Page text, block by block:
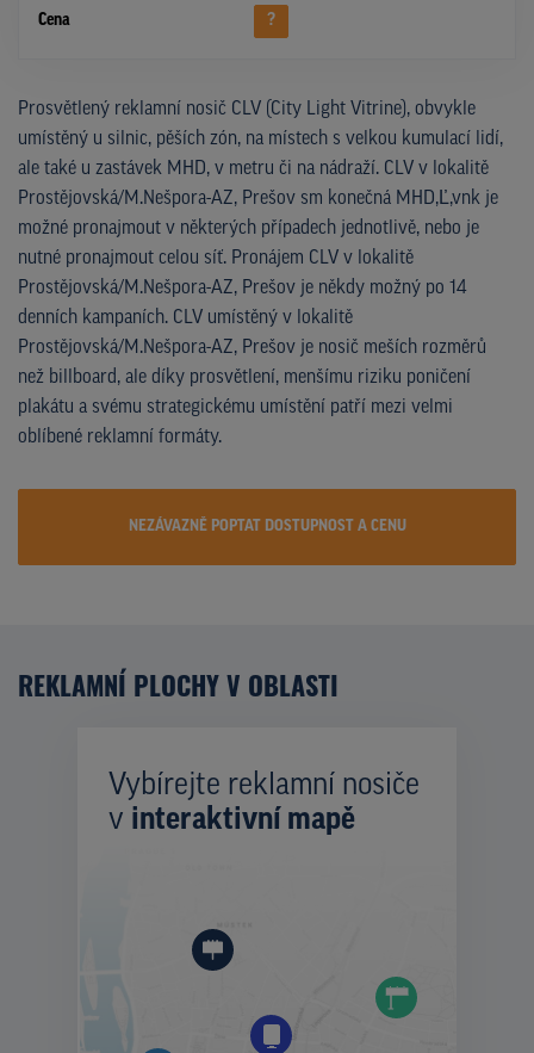
Cena ?
Prosvětlený reklamní nosič CLV (City Light Vitrine), obvykle
umístěný u silnic, pěších zón, na místech s velkou kumulací lidí,
ale také u zastávek MHD, v metru či na nádraží. CLV v lokalitě
Prostějovská/M.Nešpora-AZ, Prešov sm konečná MHD,Ľ,vnk je
možné pronajmout v některých případech jednotlivě, nebo je
nutné pronajmout celou síť. Pronájem CLV v lokalitě
Prostějovská/M.Nešpora-AZ, Prešov je někdy možný po 14
denních kampaních. CLV umístěný v lokalitě
Prostějovská/M.Nešpora-AZ, Prešov je nosič meších rozměrů
než billboard, ale díky prosvětlení, menšímu riziku poničení
plakátu a svému strategickému umístění patří mezi velmi
oblíbené reklamní formáty.
NEZÁVAZNĚ POPTAT DOSTUPNOST A CENU
REKLAMNÍ PLOCHY V OBLASTI
Vybírejte reklamní nosiče
v interaktivní mapě